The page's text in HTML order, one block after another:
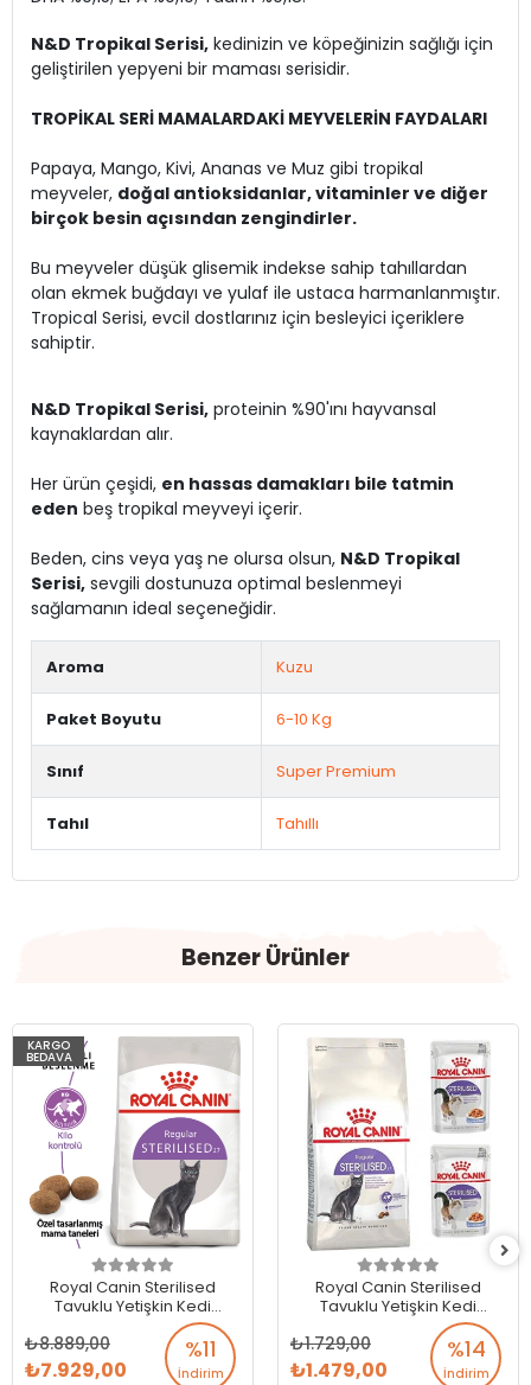
N&D Tropikal Serisi, kedinizin ve köpeğinizin sağlığı için
geliştirilen yepyeni bir maması serisidir.
TROPİKAL SERİ MAMALARDAKİ MEYVELERİN FAYDALARI
Papaya, Mango, Kivi, Ananas ve Muz gibi tropikal
meyveler, doğal antioksidanlar, vitaminler ve diğer
birçok besin açısından zengindirler.
Bu meyveler düşük glisemik indekse sahip tahıllardan
olan ekmek buğdayı ve yulaf ile ustaca harmanlanmıştır.
Tropical Serisi, evcil dostlarınız için besleyici içeriklere
sahiptir.
N&D Tropikal Serisi, proteinin %90'ını hayvansal
kaynaklardan alır.
Her ürün çeşidi, en hassas damakları bile tatmin
eden beş tropikal meyveyi içerir.
Beden, cins veya yaş ne olursa olsun, N&D Tropikal
Serisi, sevgili dostunuza optimal beslenmeyi
sağlamanın ideal seçeneğidir.
Aroma Kuzu
Paket Boyutu 6-10 Kg
Sınıf Super Premium
Tahıl Tahıllı
Benzer Ürünler
KARGO
BEDAVA
Royal Canin Sterilised
Tavuklu Yetişkin Kedi
Maması 15 Kg
%11
İndirim
8.889,00
7.929,00
Royal Canin Sterilised
Tavuklu Yetişkin Kedi
Maması 2 Kg + 2 Adet
Sterilised Yaş Mama
HEDİYELİ!
%14
İndirim
1.729,00
1.479,00